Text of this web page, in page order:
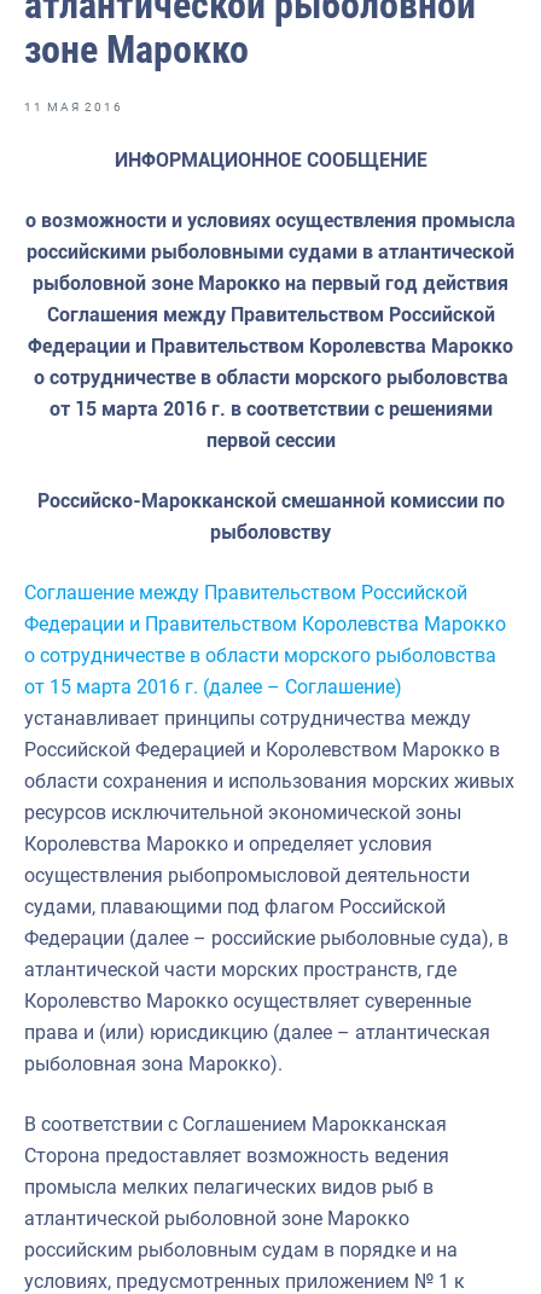
Отраслевые СМИ
Выставки и конференции
Научно-практическая литература
Рыбоохрана России
Инфографика
Большая африканская экспедиция
Укрепление духовно-нравственных ценностей
События в России и мире
зоне Марокко
11 МАЯ 2016
ИНФОРМАЦИОННОЕ СООБЩЕНИЕ
о возможности и условиях осуществления промысла
российскими рыболовными судами в атлантической
рыболовной зоне Марокко на первый год действия
Соглашения между Правительством Российской
Федерации и Правительством Королевства Марокко
о сотрудничестве в области морского рыболовства
от 15 марта 2016 г. в соответствии с решениями
первой сессии
Российско-Марокканской смешанной комиссии по
рыболовству
Соглашение между Правительством Российской
Федерации и Правительством Королевства Марокко
о сотрудничестве в области морского рыболовства
от 15 марта 2016 г. (далее – Соглашение)
устанавливает принципы сотрудничества между
Российской Федерацией и Королевством Марокко в
области сохранения и использования морских живых
ресурсов исключительной экономической зоны
Королевства Марокко и определяет условия
осуществления рыбопромысловой деятельности
судами, плавающими под флагом Российской
Федерации (далее – российские рыболовные суда), в
атлантической части морских пространств, где
Королевство Марокко осуществляет суверенные
права и (или) юрисдикцию (далее – атлантическая
рыболовная зона Марокко).
В соответствии с Соглашением Марокканская
Сторона предоставляет возможность ведения
промысла мелких пелагических видов рыб в
атлантической рыболовной зоне Марокко
российским рыболовным судам в порядке и на
условиях, предусмотренных приложением № 1 к